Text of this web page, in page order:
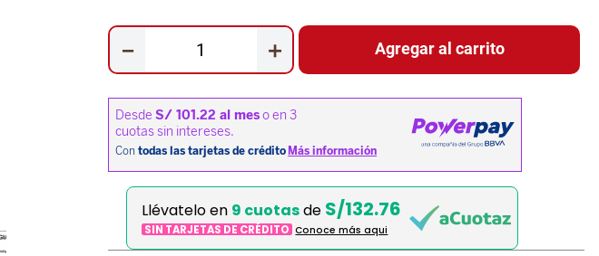
＋
－ Agregar al carrito
Llévatelo en 9 cuotasde S/132.76
SIN TARJETAS DE CRÉDITO Conoce más aqui